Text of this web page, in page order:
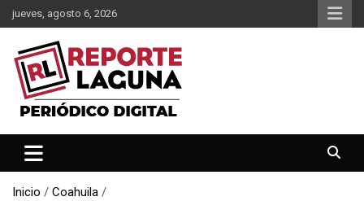
Saltar
al
contenido
jueves, agosto 6, 2026
Reporte Laguna
Inicio
Coahuila